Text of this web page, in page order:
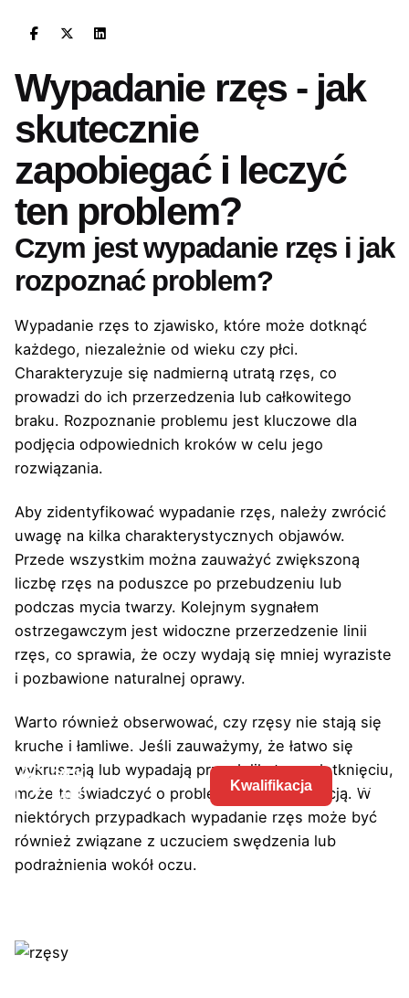
Kwalifikacja
Wypadanie rzęs - jak
skutecznie
zapobiegać i leczyć
ten problem?
Czym jest wypadanie rzęs i jak
rozpoznać problem?
Wypadanie rzęs to zjawisko, które może dotknąć
każdego, niezależnie od wieku czy płci.
Charakteryzuje się nadmierną utratą rzęs, co
prowadzi do ich przerzedzenia lub całkowitego
braku. Rozpoznanie problemu jest kluczowe dla
podjęcia odpowiednich kroków w celu jego
rozwiązania.
Aby zidentyfikować wypadanie rzęs, należy zwrócić
uwagę na kilka charakterystycznych objawów.
Przede wszystkim można zauważyć zwiększoną
liczbę rzęs na poduszce po przebudzeniu lub
podczas mycia twarzy. Kolejnym sygnałem
ostrzegawczym jest widoczne przerzedzenie linii
rzęs, co sprawia, że oczy wydają się mniej wyraziste
i pozbawione naturalnej oprawy.
Warto również obserwować, czy rzęsy nie stają się
kruche i łamliwe. Jeśli zauważymy, że łatwo się
wykruszają lub wypadają przy delikatnym dotknięciu,
może to świadczyć o problemie z ich kondycją. W
niektórych przypadkach wypadanie rzęs może być
również związane z uczuciem swędzenia lub
podrażnienia wokół oczu.